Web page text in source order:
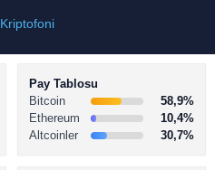
Pay Tablosu
Bitcoin
58,9%
Ethereum
10,4%
Altcoinler
30,7%